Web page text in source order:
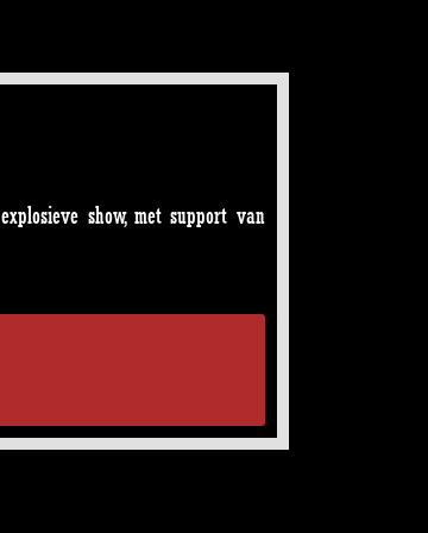
show, met support van